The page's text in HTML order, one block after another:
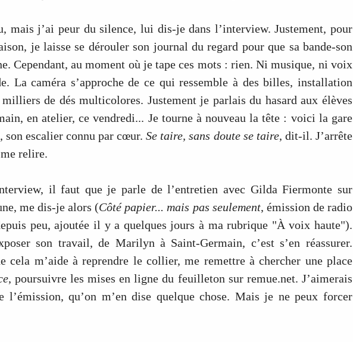
mais j’ai peur du silence, lui dis-je dans l’interview. Justement, pour
je laisse se dérouler son journal du regard pour que sa bande-son
Cependant, au moment où je tape ces mots : rien. Ni musique, ni voix
La caméra s’approche de ce qui ressemble à des billes, installation
de dés multicolores. Justement je parlais du hasard aux élèves
en atelier, ce vendredi... Je tourne à nouveau la tête : voici la gare
son escalier connu par cœur.Se taire, sans doute se taire, dit-il. J’arrête
relire.
il faut que je parle de l’entretien avec Gilda Fiermonte sur
me dis-je alors (Côté papier... mais pas seulement, émission de radio
peu, ajoutée il y a quelques jours à ma rubrique "À voix haute").
son travail, de Marilyn à Saint-Germain, c’est s’en réassurer.
cela m’aide à reprendre le collier, me remettre à chercher une place
, poursuivre les mises en ligne du feuilleton sur remue.net. J’aimerais
l’émission, qu’on m’en dise quelque chose. Mais je ne peux forcer